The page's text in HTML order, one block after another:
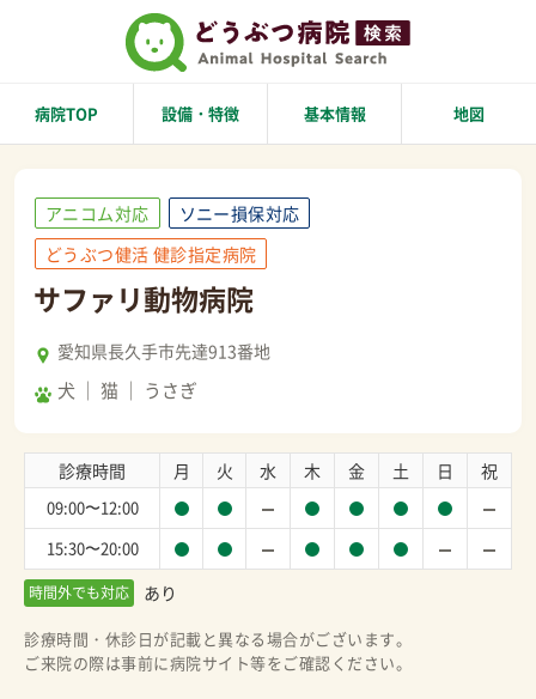
病院TOP 設備・特徴 基本情報 地図
アニコム対応
ソニー損保対応
どうぶつ健活 健診指定病院
サファリ動物病院
愛知県長久手市先達913番地
犬 猫 うさぎ
診療時間 月 火 水 木 金 土 日 祝
09:00〜12:00
15:30〜20:00
時間外でも対応 あり
診療時間・休診日が記載と異なる場合がございます。
ご来院の際は事前に病院サイト等をご確認ください。